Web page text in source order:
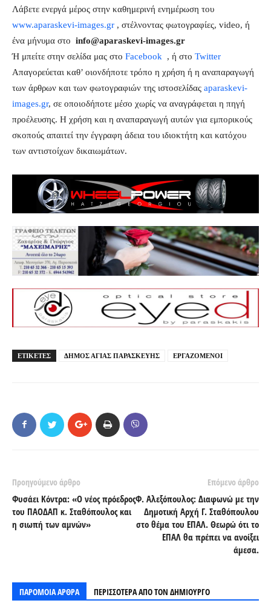
Λάβετε ενεργά μέρος στην καθημερινή ενημέρωση του
www.aparaskevi-images.gr , στέλνοντας φωτογραφίες, video, ή
ένα μήνυμα στο info@aparaskevi-images.gr
Ή μπείτε στην σελίδα μας στο Facebook , ή στο Twitter
Απαγορεύεται καθ’ οιονδήποτε τρόπο η χρήση ή η αναπαραγωγή
των άρθρων και των φωτογραφιών της ιστοσελίδας aparaskevi-
images.gr, σε οποιοδήποτε μέσο χωρίς να αναγράφεται η πηγή
προέλευσης. Η χρήση και η αναπαραγωγή αυτών για εμπορικούς
σκοπούς απαιτεί την έγγραφη άδεια του ιδιοκτήτη και κατόχου
των αντιστοίχων δικαιωμάτων.
ΕΤΙΚΕΤΕΣ ΔΗΜΟΣ ΑΓΙΑΣ ΠΑΡΑΣΚΕΥΗΣ ΕΡΓΑΖΟΜΕΝΟΙ
Προηγούμενο άρθρο
Φυσάει Κόντρα: «Ο νέος πρόεδρος
του ΠΑΟΔΑΠ κ. Σταθόπουλος και
η σιωπή των αμνών»
Επόμενο άρθρο
Φ. Αλεξόπουλος: Διαφωνώ με την
Δημοτική Αρχή Γ. Σταθόπουλου
στο θέμα του ΕΠΑΛ. Θεωρώ ότι το
ΕΠΑΛ θα πρέπει να ανοίξει
άμεσα.
ΠΑΡΟΜΟΙΑ ΑΡΘΡΑ ΠΕΡΙΣΣΟΤΕΡΑ ΑΠΟ ΤΟΝ ΔΗΜΙΟΥΡΓΟ